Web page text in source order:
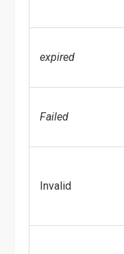
expired
Failed
Invalid